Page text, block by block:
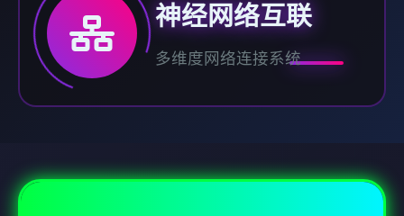
神经网络互联
多维度网络连接系统